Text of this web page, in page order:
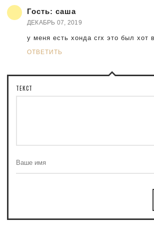
Гость: саша
ДЕКАБРЬ 07, 2019
у меня есть хонда crx это был хот
ОТВЕТИТЬ
ТЕКСТ